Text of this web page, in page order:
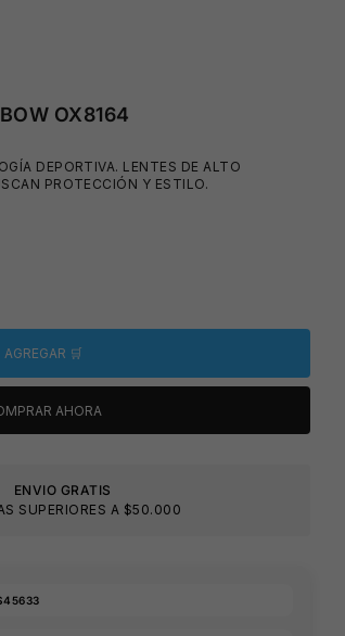
OX8164
DEPORTIVA. LENTES DE ALTO
PROTECCIÓN Y ESTILO.
AGREGAR 🛒
AHORA
ENVIO GRATIS
SUPERIORES A $50.000